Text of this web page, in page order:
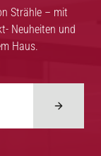
Strähle – mit
Neuheiten und
Haus.